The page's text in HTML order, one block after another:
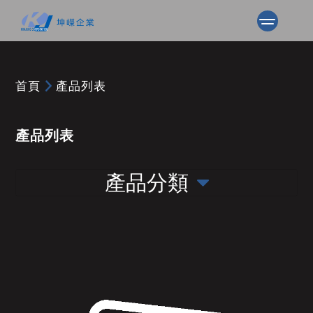
首頁 產品列表
產品列表
產品分類